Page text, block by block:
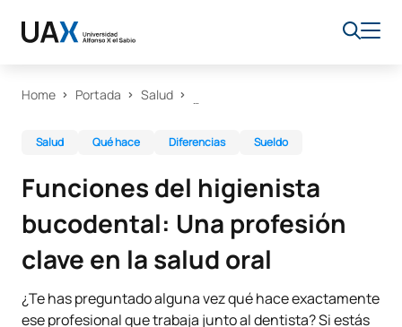
Home Portada Salud
Salud Qué hace Diferencias Sueldo
Funciones del higienista
bucodental: Una profesión
clave en la salud oral
¿Te has preguntado alguna vez qué hace exactamente
ese profesional que trabaja junto al dentista? Si estás